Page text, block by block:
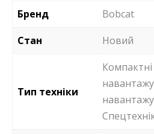
Бренд
Bobcat
Стан
Новий
Тип техніки
Компактні